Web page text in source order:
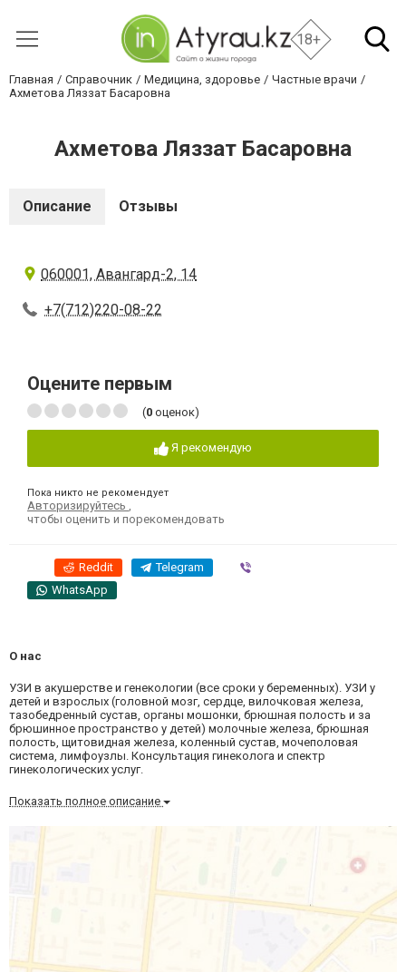
18+
Главная Справочник Медицина, здоровье
Частные врачи
Ахметова Ляззат Басаровна
Ахметова Ляззат Басаровна
Описание Отзывы
060001, Авангард-2, 14
+7(712)220-08-22
Оцените первым
(0 оценок)
Я рекомендую
Пока никто не рекомендует
Авторизируйтесь
чтобы оценить и порекомендовать
Reddit Telegram
WhatsApp
О нас
УЗИ в акушерстве и генекологии (все сроки у беременных). УЗИ у
детей и взрослых (головной мозг, сердце, вилочковая железа,
тазобедренный сустав, органы мошонки, брюшная полость и за
брюшинное пространство у детей) молочные железа, брюшная
полость, щитовидная железа, коленный сустав, мочеполовая
система, лимфоузлы. Консультация гинеколога и спектр
гинекологических услуг.
Показать полное описание